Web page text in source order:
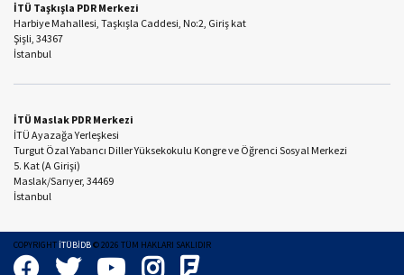
İTÜ Taşkışla PDR Merkezi
Harbiye Mahallesi, Taşkışla Caddesi, No:2, Giriş kat
Şişli, 34367
İstanbul
İTÜ Maslak PDR Merkezi
İTÜ Ayazağa Yerleşkesi
Turgut Özal Yabancı Diller Yüksekokulu Kongre ve Öğrenci Sosyal Merkezi
5. Kat (A Girişi)
Maslak/Sarıyer, 34469
İstanbul
COPYRIGHT İTÜBİDB©2026 TÜM HAKLARI SAKLIDIR